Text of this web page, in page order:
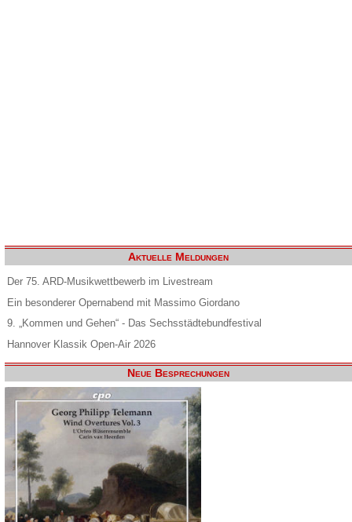
Aktuelle Meldungen
Der 75. ARD-Musikwettbewerb im Livestream
Ein besonderer Opernabend mit Massimo Giordano
9. „Kommen und Gehen“ - Das Sechsstädtebundfestival
Hannover Klassik Open-Air 2026
Neue Besprechungen